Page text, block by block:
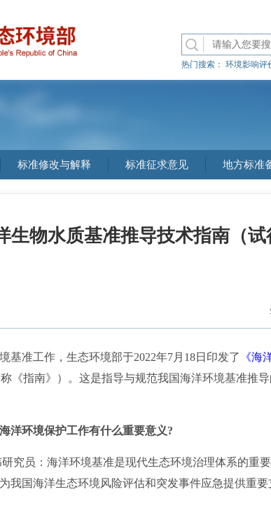
热门搜索： 环境影响评
标准修改与解释 标准征求意见 地方标准
生物水质基准推导技术指南（
准工作，生态环境部于2022年7月18日印发了
《海
称《指南》）。这是指导与规范我国海洋环境基准推
洋环境保护工作有什么重要意义?
员：海洋环境基准是现代生态环境治理体系的重
我国海洋生态环境风险评估和突发事件应急提供重要